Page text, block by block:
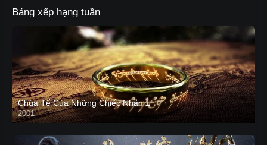
Bảng xếp hạng tuần
Chúa Tể Của Những Chiếc Nhẫn 1
2001